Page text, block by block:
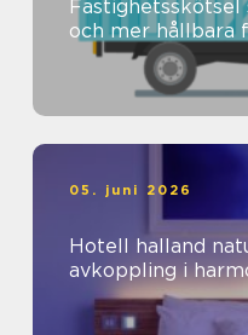
och mer hållbara
05. juni 2026
Hotell halland natur, matupplevelser och
avkoppling i